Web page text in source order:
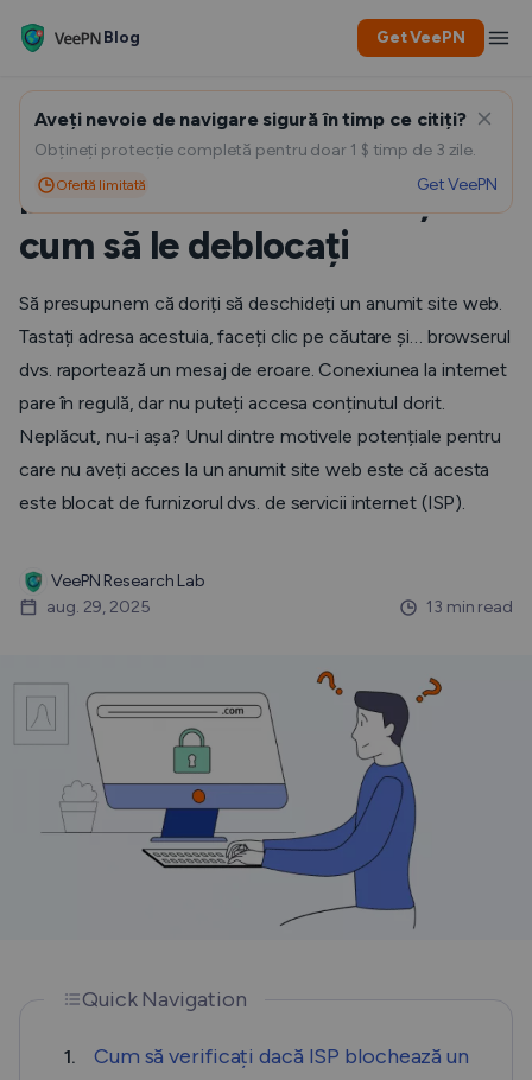
Blog Get VeePN
Cum să verificați dacă ISP
blochează site-uri web și
cum să le deblocați
Să presupunem că doriți să deschideți un anumit site web.
Tastați adresa acestuia, faceți clic pe căutare și… browserul
dvs. raportează un mesaj de eroare. Conexiunea la internet
pare în regulă, dar nu puteți accesa conținutul dorit.
Neplăcut, nu-i așa? Unul dintre motivele potențiale pentru
care nu aveți acces la un anumit site web este că acesta
este blocat de furnizorul dvs. de servicii internet (ISP).
VeePN Research Lab
aug. 29, 2025
13 min read
Quick Navigation
1.
Cum să verificați dacă ISP blochează un
Aveți nevoie de navigare sigură în timp ce citiți?
Obțineți protecție completă pentru doar 1 $ timp de 3 zile.
Ofertă limitată Get VeePN